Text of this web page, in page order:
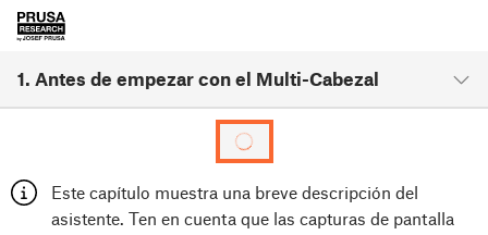
1. Antes de empezar con el Multi-Cabezal
Este capítulo muestra una breve descripción del
asistente. Ten en cuenta que las capturas de pantalla